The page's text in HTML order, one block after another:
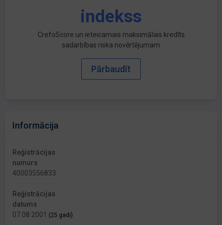
indekss
CrefoScore un ieteicamais maksimālais kredīts
sadarbības riska novērtējumam
Pārbaudīt
Informācija
Reģistrācijas
numurs
40003556833
Reģistrācijas
datums
07.08.2001 (25 gadi)